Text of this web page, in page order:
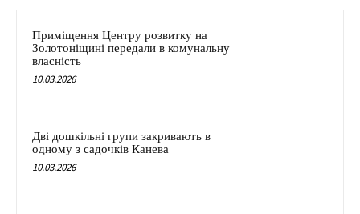
Приміщення Центру розвитку на
Золотоніщині передали в комунальну
власність
10.03.2026
Дві дошкільні групи закривають в
одному з садочків Канева
10.03.2026